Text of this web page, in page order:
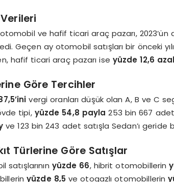
ve hafif ticari araç pazarı, 2023’ün
Geçen ay otomobil satışları bir önceki
hafif ticari araç pazarı ise yüzde 12,6
Göre Tercihler
vergi oranları düşük olan A, B ve C
tipi, yüzde 54,8 payla 253 bin 667
ve 123 bin 243 adet satışla Sedan’ı geride
Türlerine Göre Satışlar
satışlarının yüzde 66, hibrit otomobillerin
yüzde 8,5 ve otogazlı otomobillerin